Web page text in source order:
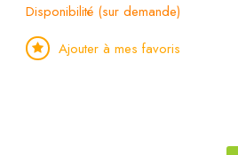
Disponibilité (sur demande)
Ajouter à mes favoris